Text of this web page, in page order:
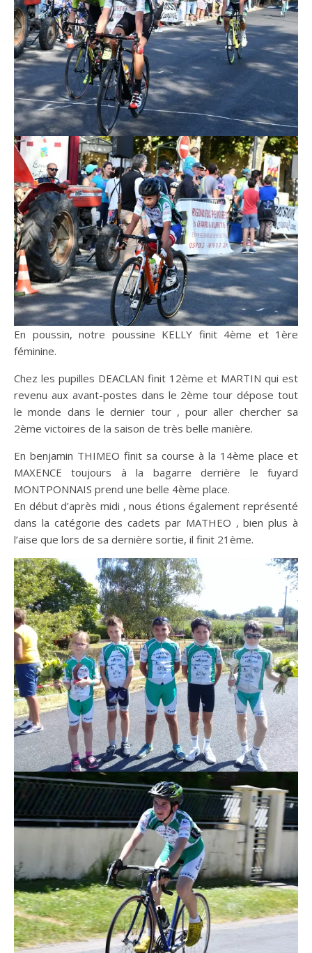
En poussin, notre poussine KELLY finit 4ème et 1ère
féminine.
Chez les pupilles DEACLAN finit 12ème et MARTIN qui est
revenu aux avant-postes dans le 2ème tour dépose tout
le monde dans le dernier tour , pour aller chercher sa
2ème victoires de la saison de très belle manière.
En benjamin THIMEO finit sa course à la 14ème place et
MAXENCE toujours à la bagarre derrière le fuyard
MONTPONNAIS prend une belle 4ème place.
En début d’après midi , nous étions également représenté
dans la catégorie des cadets par MATHEO , bien plus à
l’aise que lors de sa dernière sortie, il finit 21ème.